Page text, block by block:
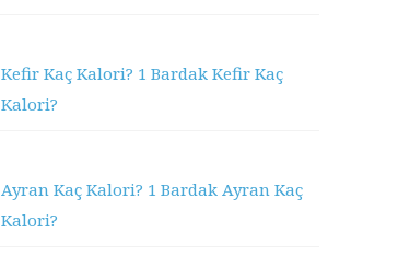
Kefir Kaç Kalori? 1 Bardak Kefir Kaç
Kalori?
Ayran Kaç Kalori? 1 Bardak Ayran Kaç
Kalori?